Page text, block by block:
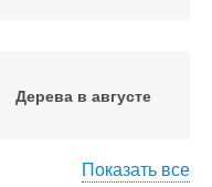
Дерева в августе
Показать все